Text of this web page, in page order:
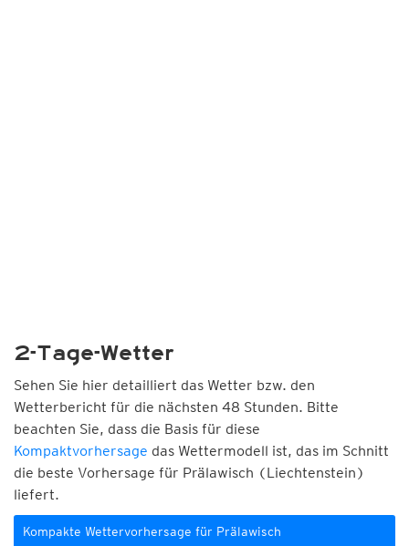
2-Tage-Wetter
Sehen Sie hier detailliert das Wetter bzw. den
Wetterbericht für die nächsten 48 Stunden. Bitte
beachten Sie, dass die Basis für diese
Kompaktvorhersage das Wettermodell ist, das im Schnitt
die beste Vorhersage für Prälawisch (Liechtenstein)
liefert.
Kompakte Wettervorhersage für Prälawisch